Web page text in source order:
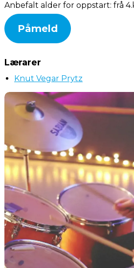
Anbefalt alder for oppstart: frå
Påmeld
Lærarer
Knut Vegar Prytz